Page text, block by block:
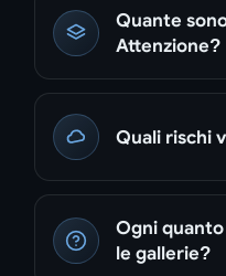
Quante
Attenzione?
Quali rischi
Ogni
le gallerie?